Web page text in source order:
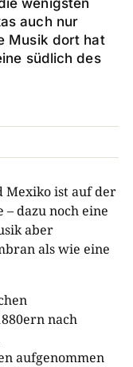
wenigsten
auch nur
Musik dort hat
südlich des
Mexiko ist auf der
dazu noch eine
aber
als wie eine
nach
aufgenommen